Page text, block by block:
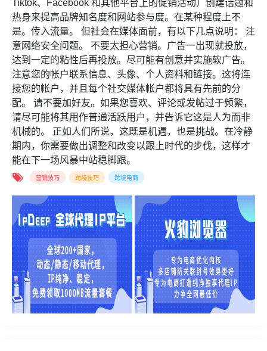
Tiktok、Facebook 和其他平台上的促销活动）创建话题和
热身来提高品牌知名度和网站参与度。在某种程度上不
是。传入流量。 但社会在媒体面前，有以下几点说明： 注
意网络安全问题。 不要太担心营销。广告一出现就投放，
达到一定的粘性后再投放。尽可能有创意并实施软广告。
注意您的帐户联系信息、头像、个人资料和链接。这将连
接您的帐户，并且每个社交媒体帐户都将具有先前的分
配。 请不要加好友。如果您喜欢、评论或发帖过于频繁，
请尽可能将其用作普通活跃用户，并告诉它这是人为而非
机械的。 正如人们所说，这既是机遇，也是挑战。在冷静
期内，你需要做出调整和改变以跟上时代的步伐，这样才
能在下一场风暴中站稳脚跟。
营销技巧 跨境技巧 跨境电商